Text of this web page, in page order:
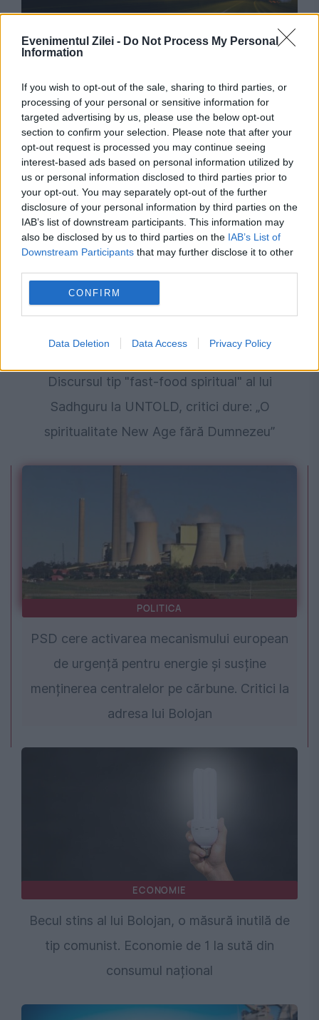
Evenimentul Zilei - Do Not Process My Personal
Information
If you wish to opt-out of the sale, sharing to third parties, or
processing of your personal or sensitive information for
targeted advertising by us, please use the below opt-out
section to confirm your selection. Please note that after your
opt-out request is processed you may continue seeing
interest-based ads based on personal information utilized by
us or personal information disclosed to third parties prior to
your opt-out. You may separately opt-out of the further
disclosure of your personal information by third parties on the
IAB’s list of downstream participants. This information may
also be disclosed by us to third parties on the IAB’s List of
Downstream Participants that may further disclose it to other
CONFIRM
Data Deletion Data Access Privacy Policy
SOCIAL
O cursă cu taxiul îți poate strica vacanța. Ce
trebuie verificat înainte să urci în mașină
MONDEN
Discursul tip "fast-food spiritual" al lui
Sadhguru la UNTOLD, critici dure: „O
spiritualitate New Age fără Dumnezeu”
POLITICA
PSD cere activarea mecanismului european
de urgență pentru energie și susține
menținerea centralelor pe cărbune. Critici la
adresa lui Bolojan
ECONOMIE
Becul stins al lui Bolojan, o măsură inutilă de
tip comunist. Economie de 1 la sută din
consumul național